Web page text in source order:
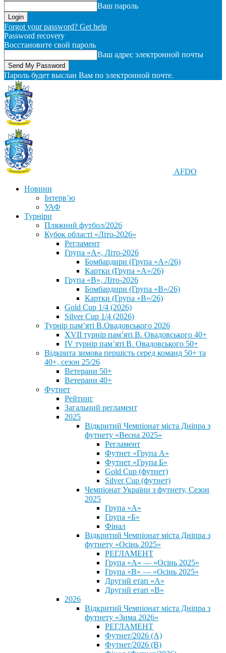
Ваш пароль
Forgot your password? Get help
Password recovery
Восстановите свой пароль
Ваш адрес электронной почты
Пароль будет выслан Вам по электронной почте.
AFDO
Новини
Інтерв’ю
УАФ
Турніри
Пляжний футбол/2026
Кубок області «Літо-2026»
Регламент
Група «А», Літо-2026
Бомбардири (Група «А»/26)
Картки (Група «А»/26)
Група «В», Літо-2026
Бомбардири (Група «В»/26)
Картки (Група «В»/26)
Gold Cup 1/4 (2026)
Silver Cup 1/4 (2026)
Турнір пам’яті В.Овадовського 2026
XVII турнір пам’яті В. Овадовського 40+
IV турнір пам’яті В. Овадовського 50+
Відкрита зимова першість серед команд 50+ та
40+, сезон 25/26
Ветерани 50+
Ветерани 40+
Футнет
Рейтинг
Загальний регламент
2025
Відкритий Чемпіонат міста Дніпра з
футнету «Весна 2025»
Регламент
Футнет «Група А»
Футнет «Група Б»
Gold Cup (футнет)
Silver Cup (футнет)
Чемпіонат України з футнету, Сезон
2025
Група «А»
Група «Б»
Фінал
Відкритий Чемпіонат міста Дніпра з
футнету «Осінь 2025»
РЕГЛАМЕНТ
Група «А» — «Осінь 2025»
Група «В» — «Осінь 2025»
Другий етап «А»
Другий етап «В»
2026
Відкритий Чемпіонат міста Дніпра з
футнету «Зима 2026»
РЕГЛАМЕНТ
Футнет/2026 (А)
Футнет/2026 (В)